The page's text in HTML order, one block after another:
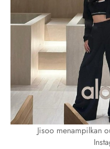
Jisoo menampilkan